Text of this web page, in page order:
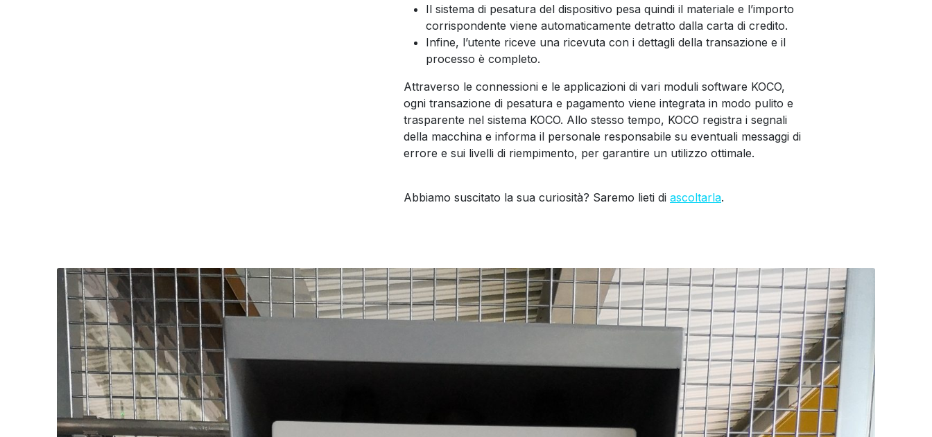
Il sistema di pesatura del dispositivo pesa quindi il materiale e l’importo
corrispondente viene automaticamente detratto dalla carta di credito.
Infine, l’utente riceve una ricevuta con i dettagli della transazione e il
processo è completo.
Attraverso le connessioni e le applicazioni di vari moduli software KOCO,
ogni transazione di pesatura e pagamento viene integrata in modo pulito e
trasparente nel sistema KOCO. Allo stesso tempo, KOCO registra i segnali
della macchina e informa il personale responsabile su eventuali messaggi di
errore e sui livelli di riempimento, per garantire un utilizzo ottimale.
Abbiamo suscitato la sua curiosità? Saremo lieti di ascoltarla.